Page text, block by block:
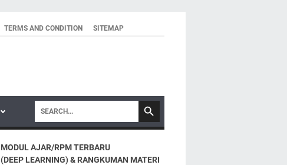
TERMS AND CONDITION SITEMAP
MODUL AJAR/RPM TERBARU
(DEEP LEARNING) & RANGKUMAN MATERI